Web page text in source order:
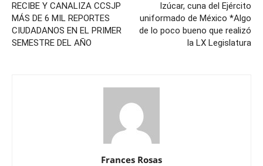
RECIBE Y CANALIZA CCSJP
MÁS DE 6 MIL REPORTES
CIUDADANOS EN EL PRIMER
SEMESTRE DEL AÑO
Izúcar, cuna del Ejército
uniformado de México *Algo
de lo poco bueno que realizó
la LX Legislatura
Frances Rosas